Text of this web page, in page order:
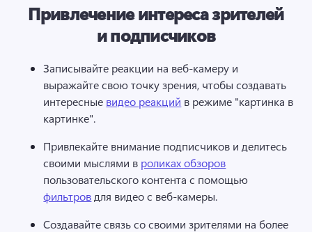
Привлечение интереса зрителей
и подписчиков
Записывайте реакции на веб-камеру и
выражайте свою точку зрения, чтобы создавать
интересные видео реакций в режиме "картинка в
картинке".
Привлекайте внимание подписчиков и делитесь
своими мыслями в роликах обзоров
пользовательского контента с помощью
фильтров для видео с веб-камеры.
Создавайте связь со своими зрителями на более